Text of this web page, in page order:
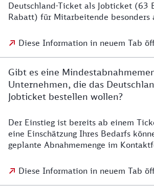
Deutschland-Ticket als Jobticket (63
Rabatt) für Mitarbeitende besonders
Diese Information in neuem Tab
Gibt es eine
Unternehmen, die das
Jobticket bestellen wollen?
Der Einstieg ist bereits ab einem
eine Einschätzung Ihres Bedarfs
geplante Abnahmemenge im
Diese Information in neuem Tab